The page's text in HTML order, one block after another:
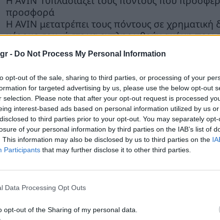
- Do Not Process My Personal Information
opt-out of the sale, sharing to third parties, or processing of your
for targeted advertising by us, please use the below opt-out
selection. Please note that after your opt-out request is processed
interest-based ads based on personal information utilized by us
to third parties prior to your opt-out. You may separately
of your personal information by third parties on the IAB’s list of
This information may also be disclosed by us to third parties on the
Participants that may further disclose it to other third parties.
Data Processing Opt Outs
opt-out of the Sharing of my personal data.
προσφορά
Η AVIN μετατρέπει τους πόντους σε
μέρους σου, ώστε να εκπληρωθούν ακόμη